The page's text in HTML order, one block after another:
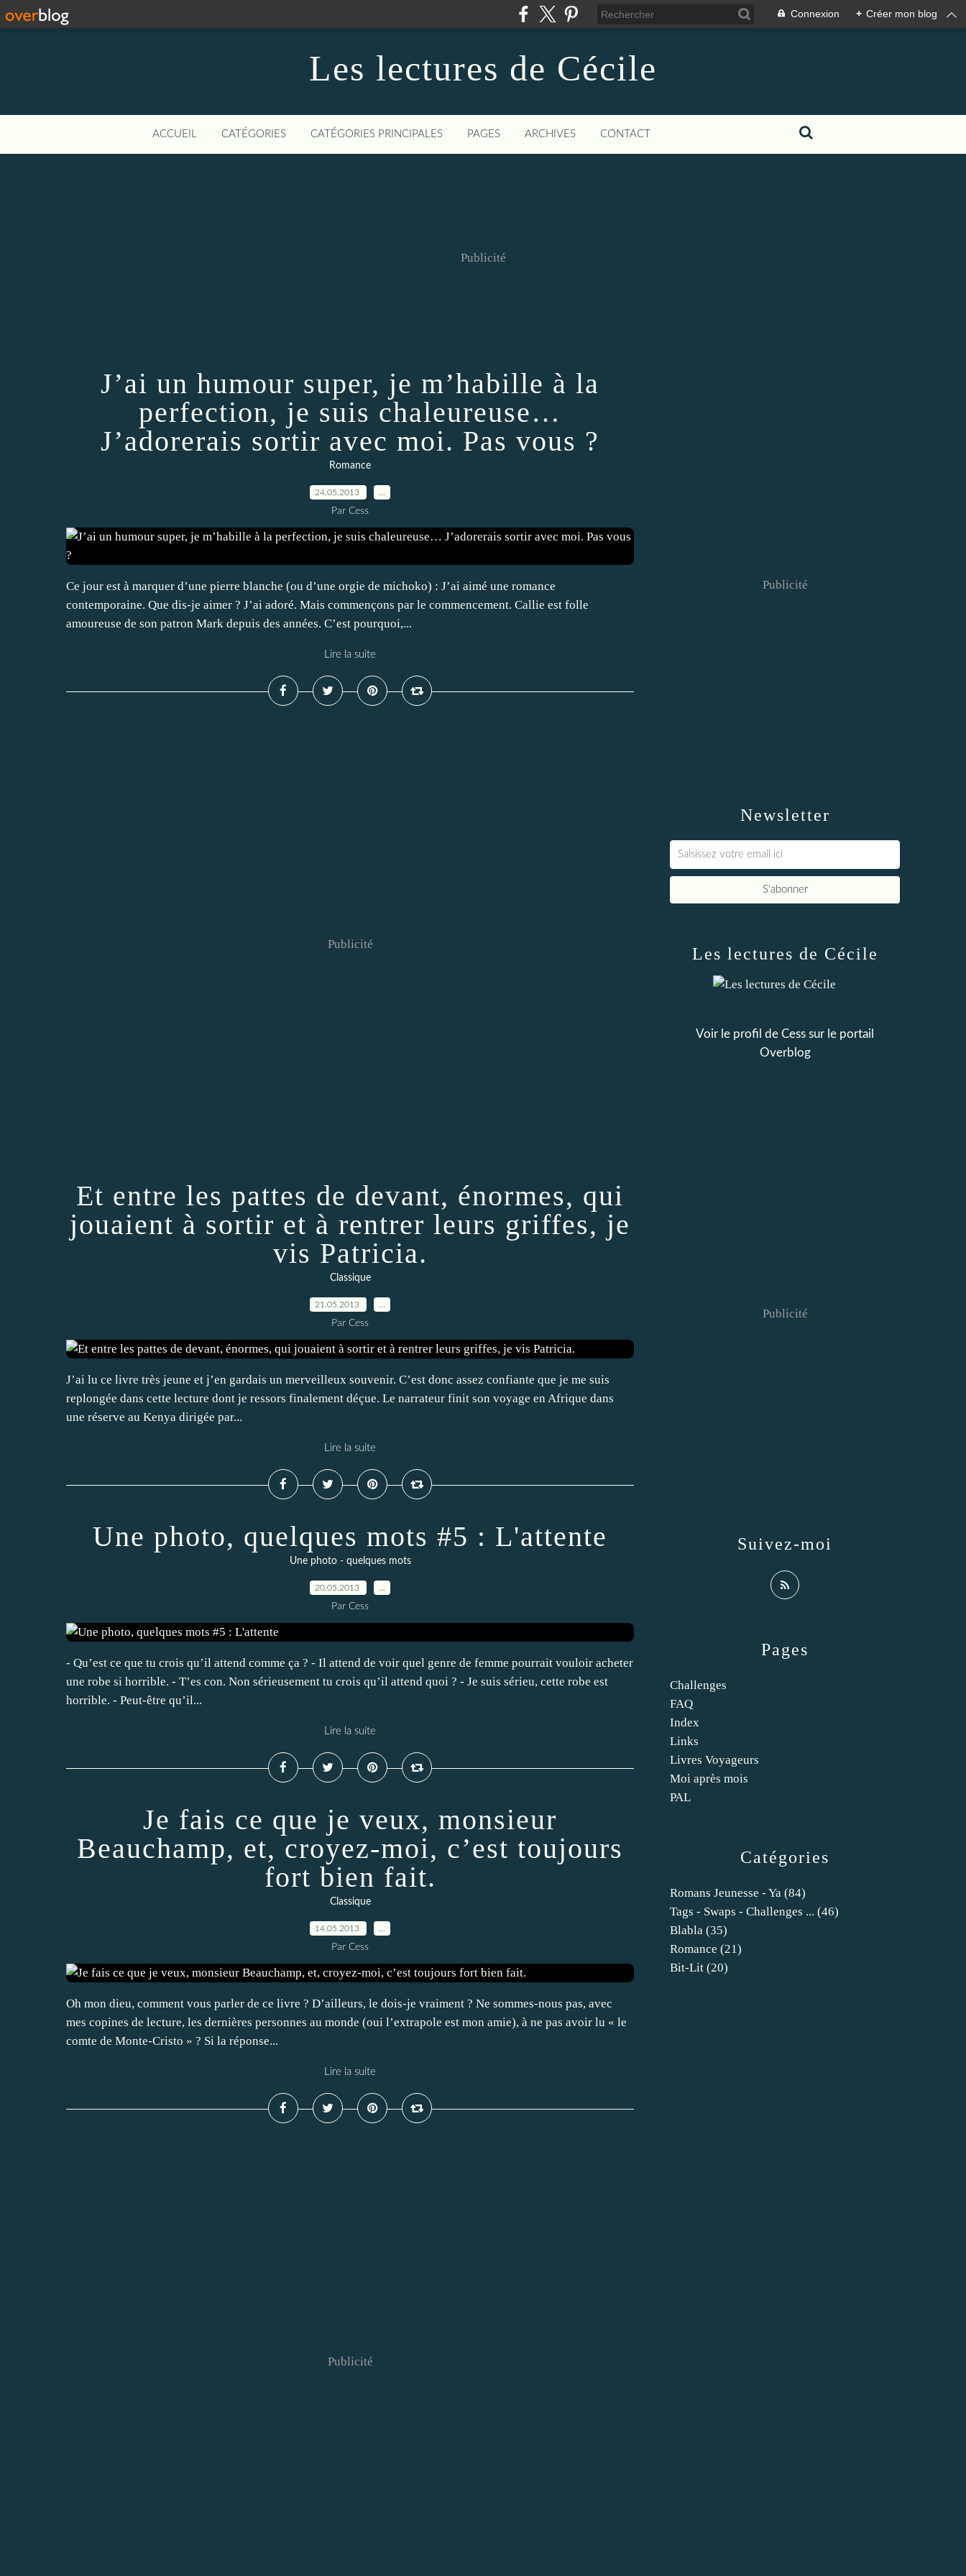
Connexion + Créer mon blog
Les lectures de Cécile
ACCUEIL CATÉGORIES CATÉGORIES PRINCIPALES PAGES ARCHIVES CONTACT
Publicité
J’ai un humour super, je m’habille à la
perfection, je suis chaleureuse…
J’adorerais sortir avec moi. Pas vous ?
Romance
24.05.2013
Par Cess
Ce jour est à marquer d’une pierre blanche (ou d’une orgie de michoko) : J’ai aimé une romance
contemporaine. Que dis-je aimer ? J’ai adoré. Mais commençons par le commencement. Callie est folle
amoureuse de son patron Mark depuis des années. C’est pourquoi,...
Lire la suite
Publicité
Et entre les pattes de devant, énormes, qui
jouaient à sortir et à rentrer leurs griffes, je
vis Patricia.
Classique
21.05.2013
Par Cess
J’ai lu ce livre très jeune et j’en gardais un merveilleux souvenir. C’est donc assez confiante que je me suis
replongée dans cette lecture dont je ressors finalement déçue. Le narrateur finit son voyage en Afrique dans
une réserve au Kenya dirigée par...
Lire la suite
Une photo, quelques mots #5 : L'attente
Une photo - quelques mots
20.05.2013
Par Cess
- Qu’est ce que tu crois qu’il attend comme ça ? - Il attend de voir quel genre de femme pourrait vouloir acheter
une robe si horrible. - T’es con. Non sérieusement tu crois qu’il attend quoi ? - Je suis sérieu, cette robe est
horrible. - Peut-être qu’il...
Lire la suite
Je fais ce que je veux, monsieur
Beauchamp, et, croyez-moi, c’est toujours
fort bien fait.
Classique
14.05.2013
Par Cess
Oh mon dieu, comment vous parler de ce livre ? D’ailleurs, le dois-je vraiment ? Ne sommes-nous pas, avec
mes copines de lecture, les dernières personnes au monde (oui l’extrapole est mon amie), à ne pas avoir lu « le
comte de Monte-Cristo » ? Si la réponse...
Lire la suite
Publicité
Newsletter
Publicité
Catégories
Romans Jeunesse - Ya (84)
Tags - Swaps - Challenges ... (46)
Blabla (35)
Romance (21)
Bit-Lit (20)
Pages
Challenges
FAQ
Index
Links
Livres Voyageurs
Moi après mois
PAL
Les lectures de Cécile
Voir le profil de Cess sur le portail
Overblog
Suivez-moi
Publicité